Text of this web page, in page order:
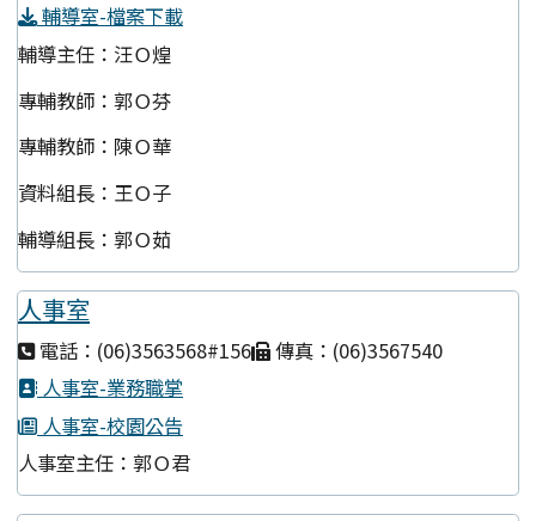
輔導室-檔案下載
輔導主任：汪Ｏ煌
專輔教師：郭Ｏ芬
專輔教師：陳Ｏ華
資料組長：王Ｏ子
輔導組長：郭Ｏ茹
人事室
電話：(06)3563568#156
傳真：(06)3567540
人事室-業務職掌
人事室-校園公告
人事室主任：郭Ｏ君